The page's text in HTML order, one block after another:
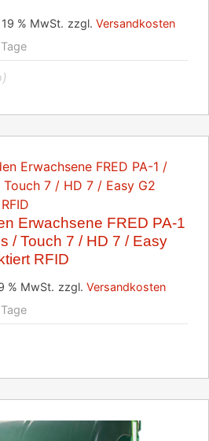
% MwSt. zzgl. Versandkosten
Erwachsene FRED PA-1
/ Touch 7 / HD 7 / Easy
RFID
% MwSt. zzgl. Versandkosten